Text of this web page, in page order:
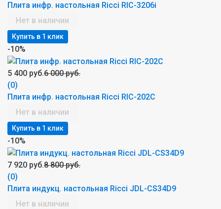
Плита инфр. настольная Ricci RIC-3206i
Нет в наличии
-10%
5 400 руб.6 000 руб.
(0)
Плита инфр. настольная Ricci RIC-202C
Нет в наличии
-10%
7 920 руб.8 800 руб.
(0)
Плита индукц. настольная Ricci JDL-CS34D9
Нет в наличии